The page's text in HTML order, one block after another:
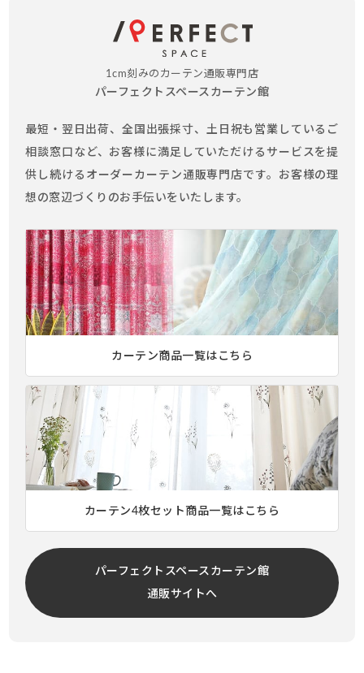
1cm刻みのカーテン通販専門店
パーフェクトスペースカーテン館
最短・翌日出荷、全国出張採寸、土日祝も営業しているご
相談窓口など、お客様に満足していただけるサービスを提
供し続けるオーダーカーテン通販専門店です。お客様の理
想の窓辺づくりのお手伝いをいたします。
カーテン商品一覧はこちら
カーテン4枚セット商品一覧はこちら
パーフェクトスペースカーテン館
通販サイトへ